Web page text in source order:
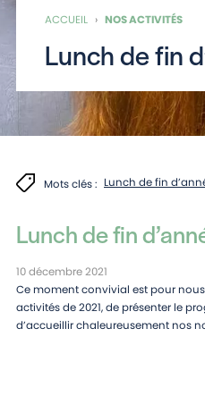
ACCUEIL › NOS ACTIVITÉS
Lunch de fin
Mots clés : Lunch de fin
Lunch de fin
10 décembre 2021
Ce moment convivial est pour
activités de 2021, de présenter le
d’accueillir chaleureusement nos